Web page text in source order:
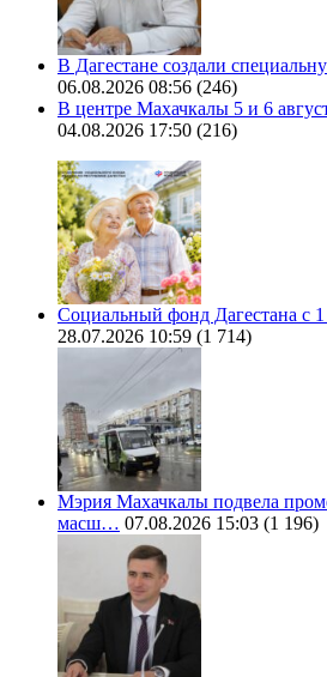
В Дагестане создали
06.08.2026 08:56 (246)
В центре Махачкалы 5 и 6
04.08.2026 17:50 (216)
Социальный фонд Дагестана с
28.07.2026 10:59 (1 714)
Мэрия Махачкалы подвела
масш… 07.08.2026 15:03 (1 196)